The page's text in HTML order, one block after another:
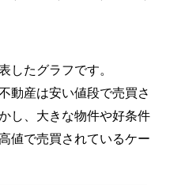
したグラフです。
動産は安い値段で売買さ
し、大きな物件や好条件
値で売買されているケー